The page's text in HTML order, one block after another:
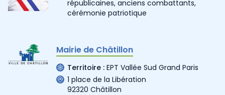
républicaines, anciens combattants,
cérémonie patriotique
Mairie de Châtillon
Territoire : EPT Vallée Sud Grand Paris
1 place de la Libération
92320 Châtillon